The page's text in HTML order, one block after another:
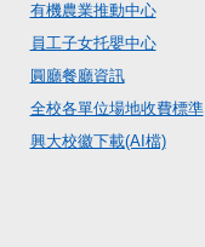
有機農業推動中心
員工子女托嬰中心
圓廳餐廳資訊
全校各單位場地收費標準
興大校徽下載(AI檔)